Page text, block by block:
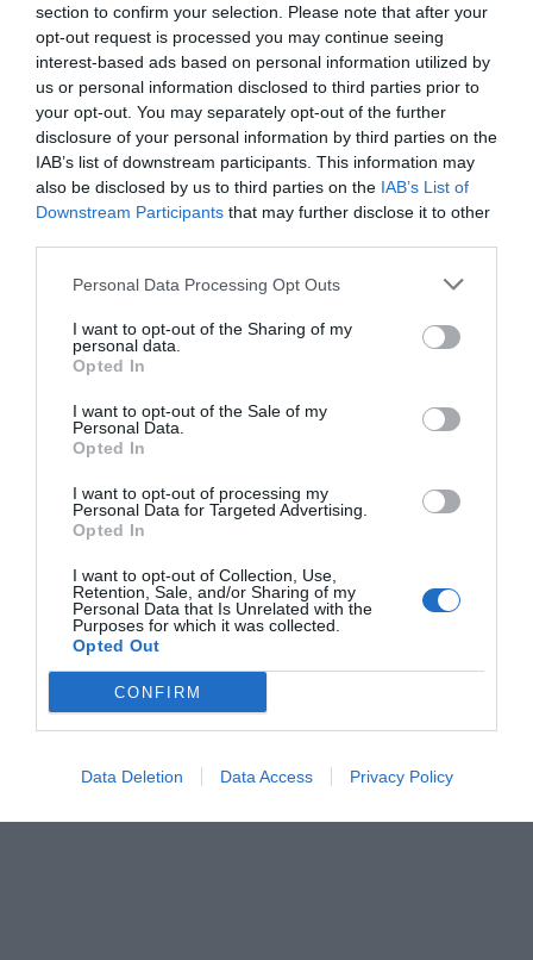
section to confirm your selection. Please note that after your
opt-out request is processed you may continue seeing
interest-based ads based on personal information utilized by
us or personal information disclosed to third parties prior to
your opt-out. You may separately opt-out of the further
disclosure of your personal information by third parties on the
IAB’s list of downstream participants. This information may
also be disclosed by us to third parties on the IAB’s List of
Downstream Participants that may further disclose it to other
Personal Data Processing Opt Outs
I want to opt-out of the Sharing of my
personal data.
Opted In
I want to opt-out of the Sale of my
Personal Data.
Opted In
I want to opt-out of processing my
Personal Data for Targeted Advertising.
Opted In
I want to opt-out of Collection, Use,
Retention, Sale, and/or Sharing of my
Personal Data that Is Unrelated with the
Purposes for which it was collected.
Opted Out
CONFIRM
Data Deletion Data Access Privacy Policy